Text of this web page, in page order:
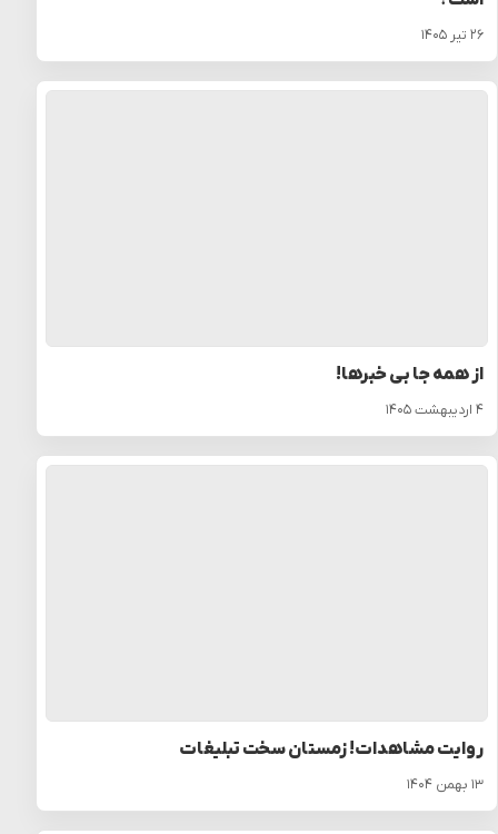
۲۶ تیر ۱۴۰۵
از همه جا بی خبرها!
۴ اردیبهشت ۱۴۰۵
روایت مشاهدات! زمستان سخت تبلیغات
۱۳ بهمن ۱۴۰۴